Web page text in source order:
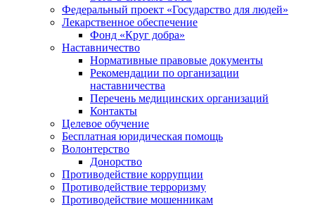
Федеральный проект «Государство для людей»
Лекарственное обеспечение
Фонд «Круг добра»
Наставничество
Нормативные правовые документы
Рекомендации по организации
наставничества
Перечень медицинских организаций
Контакты
Целевое обучение
Бесплатная юридическая помощь
Волонтерство
Донорство
Противодействие коррупции
Противодействие терроризму
Противодействие мошенникам